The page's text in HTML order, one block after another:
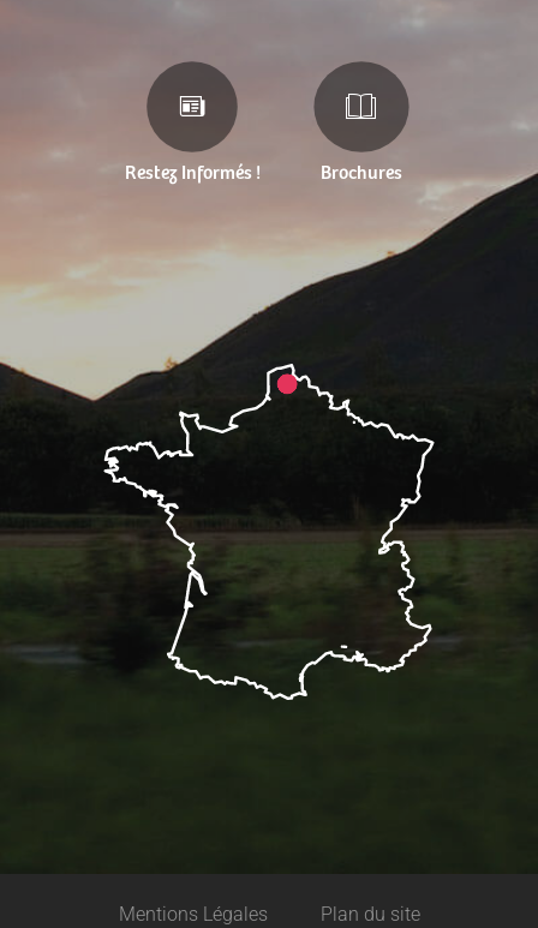
Restez Informés ! Brochures
Mentions Légales Plan du site